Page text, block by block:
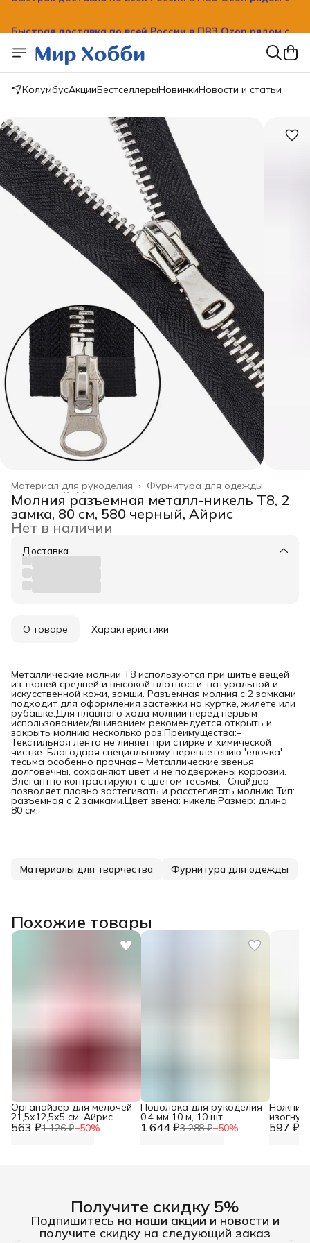
вашим домом!
КолумбусАкцииБестселлерыНовинкиНовости и статьи
Фурнитура для одежды
Материал для рукоделия ›
Хобби и творчество ›
Главная ›
Молния разъемная металл-никель Т8, 2
замка, 80 см, 580 черный, Айрис
Нет в наличии
Доставка
О товаре Характеристики
Металлические молнии T8 используются при шитье вещей
из тканей средней и высокой плотности, натуральной и
искусственной кожи, замши. Разъемная молния с 2 замками
подходит для оформления застежки на куртке, жилете или
рубашке.Для плавного хода молнии перед первым
использованием/вшиванием рекомендуется открыть и
закрыть молнию несколько раз.Преимущества:–
Текстильная лента не линяет при стирке и химической
чистке. Благодаря специальному переплетению 'елочка'
тесьма особенно прочная.– Металлические звенья
долговечны, сохраняют цвет и не подвержены коррозии.
Элегантно контрастируют с цветом тесьмы.– Слайдер
позволяет плавно застегивать и расстегивать молнию.Тип:
разъемная с 2 замками.Цвет звена: никель.Размер: длина
80 см.
Материалы для творчества Фурнитура для одежды
Похожие товары
563 ₽1 126 ₽−50%
Органайзер для мелочей
21,5х12,5х5 см, Айрис
1 644 ₽3 288 ₽−50%
Поволока для рукоделия
0,4 мм 10 м, 10 шт,
Astra&Craft 597 ₽
Получите скидку 5%
Подпишитесь на наши акции и новости и
получите скидку на следующий заказ